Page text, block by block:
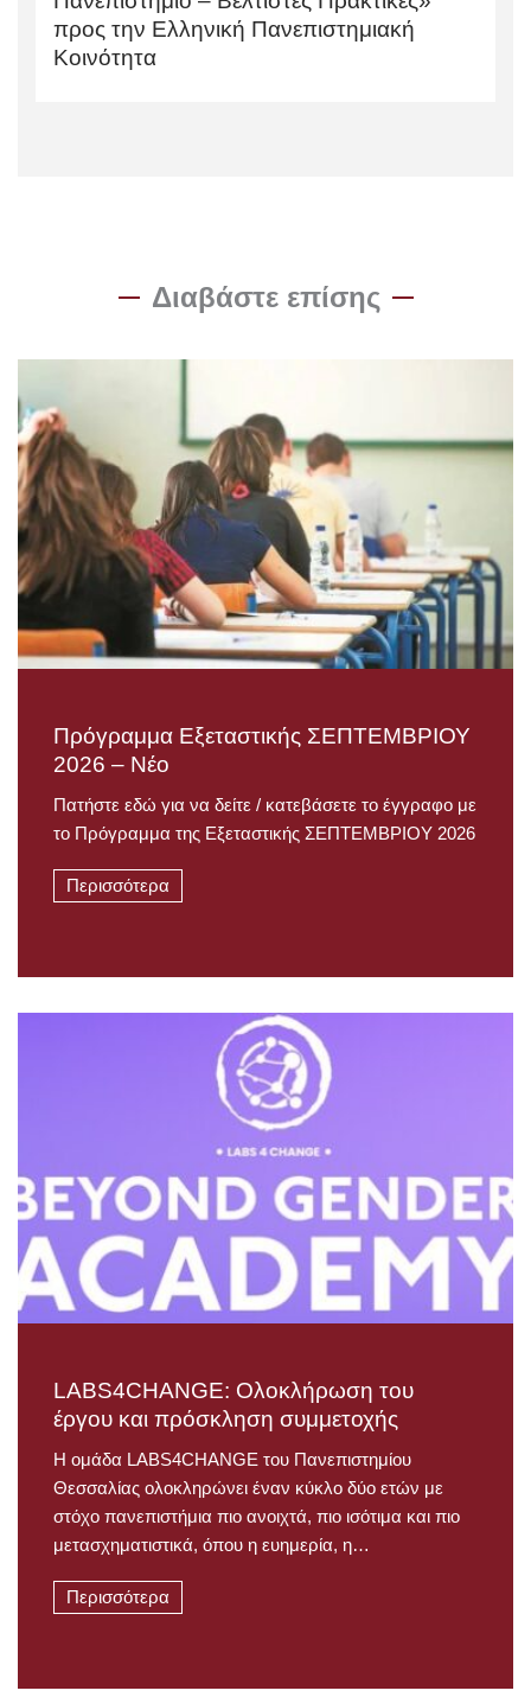
προς την Ελληνική Πανεπιστημιακή
Κοινότητα
Διαβάστε επίσης
Πρόγραμμα Εξεταστικής ΣΕΠΤΕΜΒΡΙΟΥ
2026 – Νέο
Πατήστε εδώ για να δείτε / κατεβάσετε το έγγραφο με
το Πρόγραμμα της Εξεταστικής ΣΕΠΤΕΜΒΡΙΟΥ 2026
Περισσότερα
LABS4CHANGE: Ολοκλήρωση του
έργου και πρόσκληση συμμετοχής
Η ομάδα LABS4CHANGE του Πανεπιστημίου
Θεσσαλίας ολοκληρώνει έναν κύκλο δύο ετών με
στόχο πανεπιστήμια πιο ανοιχτά, πιο ισότιμα και πιο
μετασχηματιστικά, όπου η ευημερία, η…
Περισσότερα